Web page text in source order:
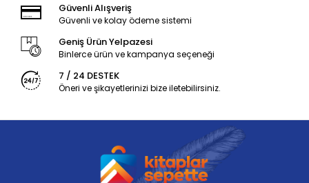
Güvenli Alışveriş
Güvenli ve kolay ödeme sistemi
Geniş Ürün Yelpazesi
Binlerce ürün ve kampanya seçeneği
7 / 24 DESTEK
Öneri ve şikayetlerinizi bize iletebilirsiniz.